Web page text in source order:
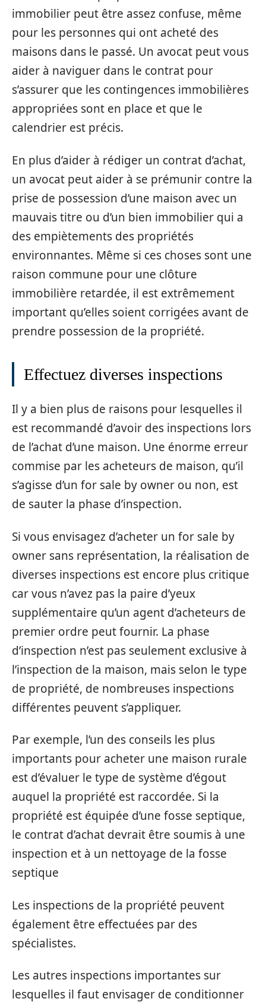
immobilier peut être assez confuse, même
pour les personnes qui ont acheté des
maisons dans le passé. Un avocat peut vous
aider à naviguer dans le contrat pour
s’assurer que les contingences immobilières
appropriées sont en place et que le
calendrier est précis.
En plus d’aider à rédiger un contrat d’achat,
un avocat peut aider à se prémunir contre la
prise de possession d’une maison avec un
mauvais titre ou d’un bien immobilier qui a
des empiètements des propriétés
environnantes. Même si ces choses sont une
raison commune pour une clôture
immobilière retardée, il est extrêmement
important qu’elles soient corrigées avant de
prendre possession de la propriété.
Effectuez diverses inspections
Il y a bien plus de raisons pour lesquelles il
est recommandé d’avoir des inspections lors
de l’achat d’une maison. Une énorme erreur
commise par les acheteurs de maison, qu’il
s’agisse d’un for sale by owner ou non, est
de sauter la phase d’inspection.
Si vous envisagez d’acheter un for sale by
owner sans représentation, la réalisation de
diverses inspections est encore plus critique
car vous n’avez pas la paire d’yeux
supplémentaire qu’un agent d’acheteurs de
premier ordre peut fournir. La phase
d’inspection n’est pas seulement exclusive à
l’inspection de la maison, mais selon le type
de propriété, de nombreuses inspections
différentes peuvent s’appliquer.
Par exemple, l’un des conseils les plus
importants pour acheter une maison rurale
est d’évaluer le type de système d’égout
auquel la propriété est raccordée. Si la
propriété est équipée d’une fosse septique,
le contrat d’achat devrait être soumis à une
inspection et à un nettoyage de la fosse
septique
Les inspections de la propriété peuvent
également être effectuées par des
spécialistes.
Les autres inspections importantes sur
lesquelles il faut envisager de conditionner